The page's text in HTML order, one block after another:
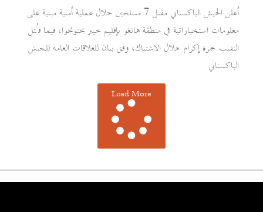
أعلن الجيش الباكستاني مقتل 7 مسلحين خلال عملية أمنية مبنية على
معلومات استخباراتية في منطقة هانغو بإقليم خيبر بختونخوا، فيما قُتل
النقيب حمزة إكرام خلال الاشتباك، وفق بيان للعلاقات العامة للجيش
الباكستاني
Load More